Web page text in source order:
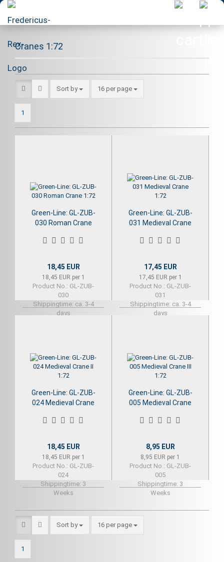
Cranes 1:72
Sort by
Sort by 16 per page
per page
1
Green-Line: GL-ZUB-
030 Roman Crane
18,45 EUR
18,45 EUR per 1
Product No.: GL-ZUB-
030
Shippingtime: ca. 3-4
days
Green-Line: GL-ZUB-
031 Medieval Crane
17,45 EUR
17,45 EUR per 1
Product No.: GL-ZUB-
031
Shippingtime: ca. 3-4
days
Green-Line: GL-ZUB-
024 Medieval Crane
18,45 EUR
18,45 EUR per 1
Product No.: GL-ZUB-
024
Shippingtime: 3
Weeks
Green-Line: GL-ZUB-
005 Medieval Crane
8,95 EUR
8,95 EUR per 1
Product No.: GL-ZUB-
005
Shippingtime: 3
Weeks
Sort by
Sort by 16 per page
per page
1